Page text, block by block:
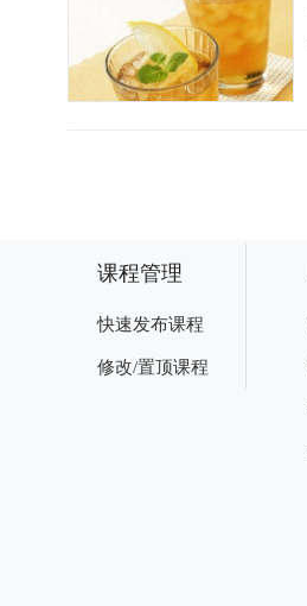
课程管理
快速发布课程
修改/置顶课程